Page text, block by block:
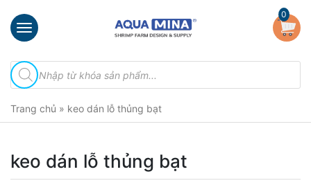
×
chủ
thiệu
phẩm
Đầu
0
Tìm
kiếm
sản
Trang chủ » keo dán lỗ thủng bạt
keo dán lỗ thủng bạt